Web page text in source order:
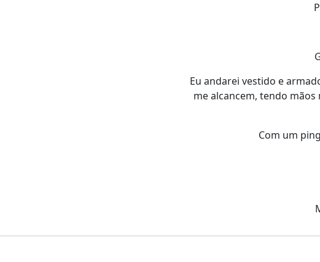
Eu andarei vestido e
me alcancem, tendo
Com um